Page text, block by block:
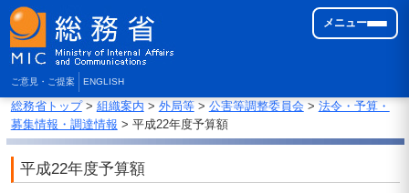
ご意見・ご提案 ENGLISH
メニュー
総務省トップ> 組織案内 > 外局等> 公害等調整委員会 > 法令・予算・
募集情報・調達情報 > 平成22年度予算額
平成22年度予算額